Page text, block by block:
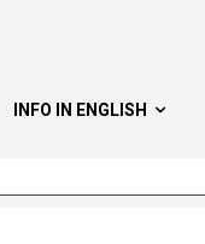
INFO IN ENGLISH